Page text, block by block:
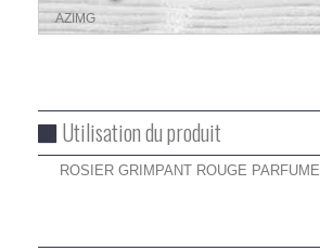
AZIMG
Utilisation du produit
ROSIER GRIMPANT ROUGE PARFUME